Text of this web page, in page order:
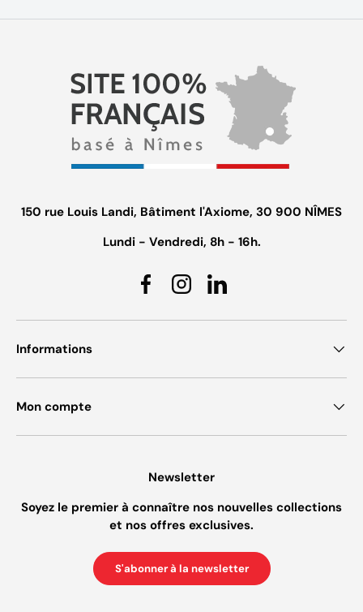
150 rue Louis Landi, Bâtiment l'Axiome, 30 900 NÎMES
Lundi - Vendredi, 8h - 16h.
FacebookInstagramLinkedin
Informations
Mon compte
Newsletter
Soyez le premier à connaître nos nouvelles collections
et nos offres exclusives.
S'abonner à la newsletter